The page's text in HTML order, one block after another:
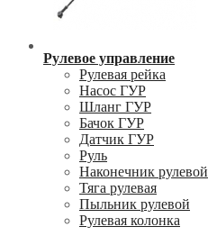
Рулевое управление
Рулевая рейка
Насос ГУР
Шланг ГУР
Бачок ГУР
Датчик ГУР
Руль
Наконечник рулевой
Тяга рулевая
Пыльник рулевой
Рулевая колонка